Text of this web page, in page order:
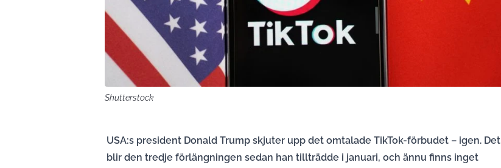
Shutterstock
USA:s president Donald Trump skjuter upp det omtalade TikTok-förbudet – igen. Det
blir den tredje förlängningen sedan han tillträdde i januari, och ännu finns inget